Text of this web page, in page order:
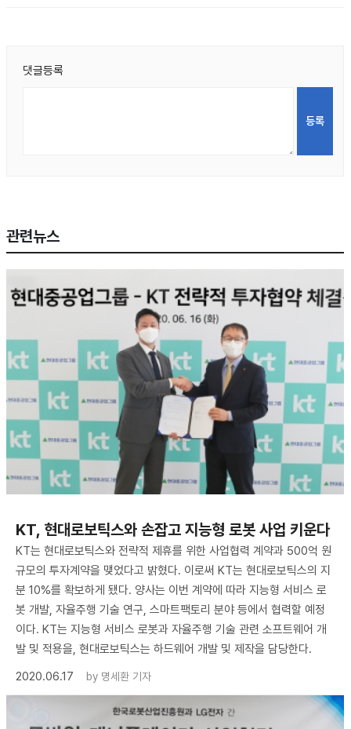
댓글등록
관련뉴스
KT, 현대로보틱스와 손잡고 지능형 로봇 사업 키운다
KT는 현대로보틱스와 전략적 제휴를 위한 사업협력 계약과 500억 원
규모의 투자계약을 맺었다고 밝혔다. 이로써 KT는 현대로보틱스의 지
분 10%를 확보하게 됐다. 양사는 이번 계약에 따라 지능형 서비스 로
봇 개발, 자율주행 기술 연구, 스마트팩토리 분야 등에서 협력할 예정
이다. KT는 지능형 서비스 로봇과 자율주행 기술 관련 소프트웨어 개
발 및 적용을, 현대로보틱스는 하드웨어 개발 및 제작을 담당한다.
2020.06.17
by 명세환 기자